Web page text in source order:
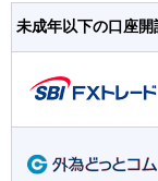
未成年以下の口座開